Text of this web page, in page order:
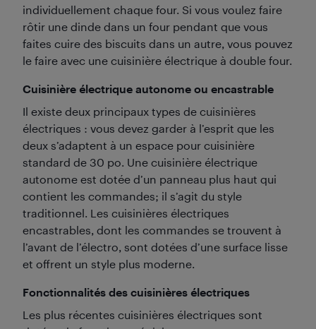
individuellement chaque four. Si vous voulez faire
rôtir une dinde dans un four pendant que vous
faites cuire des biscuits dans un autre, vous pouvez
le faire avec une cuisinière électrique à double four.
Cuisinière électrique autonome ou encastrable
Il existe deux principaux types de cuisinières
électriques : vous devez garder à l’esprit que les
deux s’adaptent à un espace pour cuisinière
standard de 30 po. Une cuisinière électrique
autonome est dotée d’un panneau plus haut qui
contient les commandes; il s’agit du style
traditionnel. Les cuisinières électriques
encastrables, dont les commandes se trouvent à
l’avant de l’électro, sont dotées d’une surface lisse
et offrent un style plus moderne.
Fonctionnalités des cuisinières électriques
Les plus récentes cuisinières électriques sont